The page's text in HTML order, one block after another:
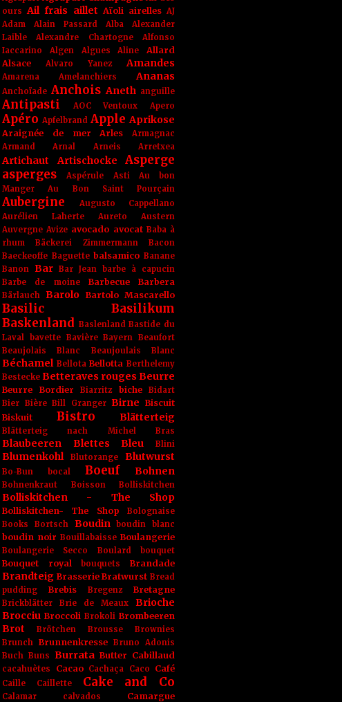
ours Ail frais aillet Aïoli airelles AJ
Adam
Alain Passard Alba
Alexander
Laible
Alexandre Chartogne
Alfonso
Iaccarino
Algen Algues Aline
Allard
Alsace
Alvaro Yanez Amandes
Amarena Amelanchiers Ananas
Anchoïade Anchois Aneth anguille
Antipasti AOC Ventoux Apero
Apéro Apfelbrand Apple Aprikose
Araignée de mer Arles
Armagnac
Armand Arnal
Arneis Arretxea
Artichaut Artischocke
Asperge
asperges
Aspérule Asti
Au bon
Manger
Au Bon Saint Pourçain
Aubergine
Augusto Cappellano
Aurélien Laherte
Aureto
Austern
Auvergne Avize avocado avocat Baba à
rhum
Bäckerei Zimmermann
Bacon
Baeckeoffe Baguette balsamico Banane
Banon Bar Bar Jean
barbe à capucin
Barbe de moine
Barbecue Barbera
Bärlauch Barolo Bartolo Mascarello
Basilic
Basilikum
Baskenland Baslenland Bastide du
Laval
bavette Bavière Bayern Beaufort
Beaujolais Blanc
Beaujoulais Blanc
Béchamel Bellota Bellotta Berthelemy
Bestecke Betteraves rouges Beurre
Beurre Bordier Biarritz biche
Bidart
Bier Bière Bill Granger Birne
Biscuit
Biskuit
Bistro Blätterteig
Blätterteig nach Michel Bras
Blaubeeren Blettes Bleu Blini
Blumenkohl Blutorange Blutwurst
Bo-Bun bocal Boeuf Bohnen
Bohnenkraut Boisson Bolliskitchen
Bolliskitchen - The Shop
Bolliskitchen- The Shop
Bolognaise
Books
Bortsch Boudin boudin blanc
boudin noir Bouillabaisse Boulangerie
Boulangerie Secco Boulard bouquet
Bouquet royal bouquets Brandade
Brandteig Brasserie Bratwurst Bread
pudding
Brebis Bregenz Bretagne
Brickblätter Brie de Meaux
Brioche
Brocciu Broccoli Brokoli Brombeeren
Brot Brötchen Brousse
Brownies
Brunch Brunnenkresse Bruno Adonis
Buch Buns Burrata Butter Cabillaud
cacahuètes Cacao Cachaça Caco Café
Caille Caillette Cake and Co
Calamar calvados
Camargue